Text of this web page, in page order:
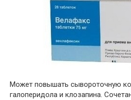
Может повышать сывороточную
галоперидола и клозапина.